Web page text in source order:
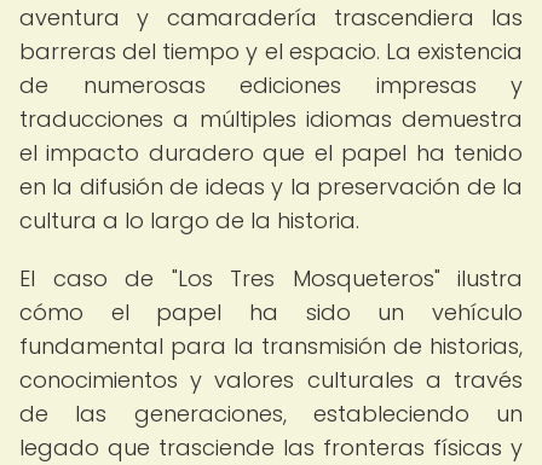
aventura y camaradería trascendiera las
barreras del tiempo y el espacio. La existencia
de numerosas ediciones impresas y
traducciones a múltiples idiomas demuestra
el impacto duradero que el papel ha tenido
en la difusión de ideas y la preservación de la
cultura a lo largo de la historia.
El caso de "Los Tres Mosqueteros" ilustra
cómo el papel ha sido un vehículo
fundamental para la transmisión de historias,
conocimientos y valores culturales a través
de las generaciones, estableciendo un
legado que trasciende las fronteras físicas y